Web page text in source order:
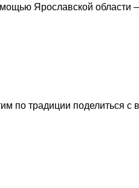
Ярославской
традиции поделиться с